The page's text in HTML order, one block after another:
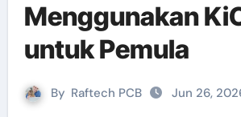
Menggunakan
untuk Pemula
By Raftech PCB Jun 26,